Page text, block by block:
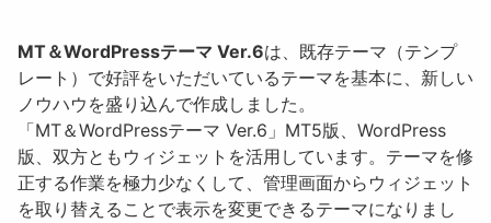
MT＆WordPressテーマ Ver.6は、既存テーマ（テンプ
レート）で好評をいただいているテーマを基本に、新しい
ノウハウを盛り込んで作成しました。
「MT＆WordPressテーマ Ver.6」MT5版、WordPress
版、双方ともウィジェットを活用しています。テーマを修
正する作業を極力少なくして、管理画面からウィジェット
を取り替えることで表示を変更できるテーマになりまし